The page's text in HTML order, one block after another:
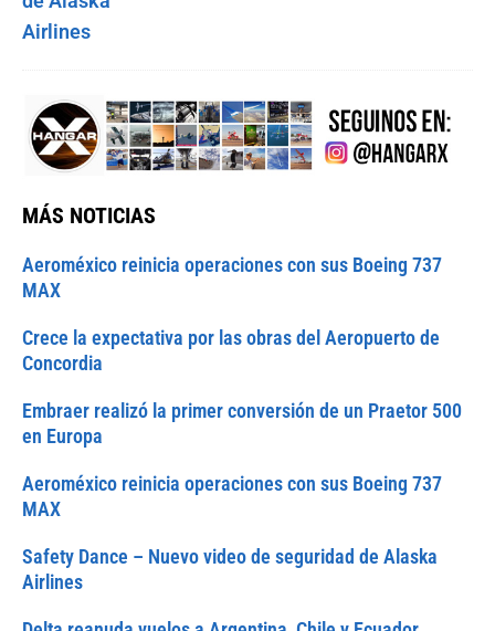
MÁS NOTICIAS
Aeroméxico reinicia operaciones con sus Boeing 737
MAX
Crece la expectativa por las obras del Aeropuerto de
Concordia
Embraer realizó la primer conversión de un Praetor 500
en Europa
Aeroméxico reinicia operaciones con sus Boeing 737
MAX
Safety Dance – Nuevo video de seguridad de Alaska
Airlines